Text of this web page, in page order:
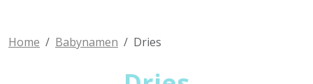
Home Babynamen Dries